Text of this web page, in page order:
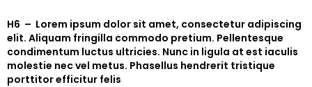
H6 – Lorem ipsum dolor sit amet, consectetur adipiscing
elit. Aliquam fringilla commodo pretium. Pellentesque
condimentum luctus ultricies. Nunc in ligula at est iaculis
molestie nec vel metus. Phasellus hendrerit tristique
porttitor efficitur felis